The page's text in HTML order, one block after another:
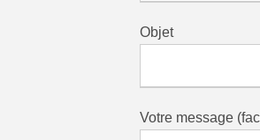
Objet
Votre message